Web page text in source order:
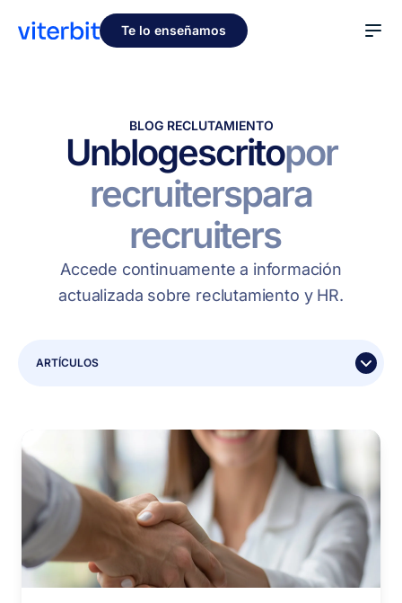
Te lo enseñamos
BLOG RECLUTAMIENTO
Unblogescritopor
recruiterspara
recruiters
Accede continuamente a información
actualizada sobre reclutamiento y HR.
ARTÍCULOS